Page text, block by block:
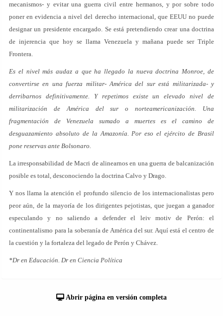
mecanismos- y evitar una guerra civil entre hermanos, y por sobre todo
poner en evidencia a nivel del derecho internacional, que EEUU no puede
designar un presidente encargado. Se está pretendiendo crear una doctrina
de injerencia que hoy se llama Venezuela y mañana puede ser Triple
Frontera.
Es el nivel más audaz a que ha llegado la nueva doctrina Monroe, de
convertirse en una fuerza militar- América del sur está militarizada- y
derribarnos definitivamente. Y repetimos existe un elevado nivel de
militarización de América del sur o norteamericanización. Una
fragmentación de Venezuela sumado a muertes es el camino de
desguazamiento absoluto de la Amazonía. Por eso el ejército de Brasil
pone reservas ante Bolsonaro.
La irresponsabilidad de Macri de alinearnos en una guerra de balcanización
posible es total, desconociendo la doctrina Calvo y Drago.
Y nos llama la atención el profundo silencio de los internacionalistas pero
peor aún, de la mayoría de los dirigentes pejotistas, que juegan a ganador
especulando y no saliendo a defender el leiv motiv de Perón: el
continentalismo para la soberanía de América del sur. Aquí está el centro de
la cuestión y la fortaleza del legado de Perón y Chávez.
*Dr en Educación. Dr en Ciencia Política
Abrir página en versión completa